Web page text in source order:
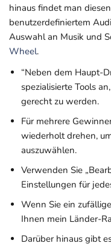
hinaus findet man
benutzerdefiniertem
Auswahl an Musik und
Wheel.
“Neben dem Haupt-
spezialisierte Tools
gerecht zu werden.
Für mehrere
wiederholt drehen,
auszuwählen.
Verwenden Sie
Einstellungen für
Wenn Sie ein
Ihnen mein Länder-
Darüber hinaus gibt